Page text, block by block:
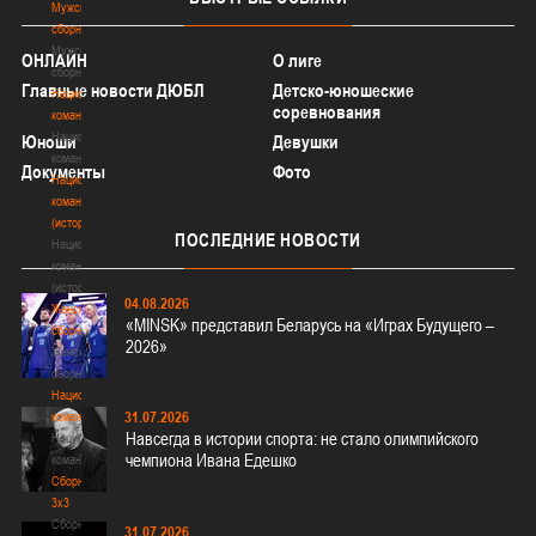
Мужские
сборные
Мужские
сборные
Национальная
команда
Национальная
команда
Национальная
команда
(история)
Национальная
команда
(история)
Женские
сборные
Женские
сборные
Национальная
команда
Национальная
команда
Сборные
3х3
Сборные
ОНЛАЙН
О лиге
Главные новости ДЮБЛ
Детско-юношеские
соревнования
Юноши
Девушки
Документы
Фото
ПОСЛЕДНИЕ НОВОСТИ
04.08.2026
«MINSK» представил Беларусь на «Играх Будущего –
2026»
31.07.2026
Навсегда в истории спорта: не стало олимпийского
чемпиона Ивана Едешко
31.07.2026